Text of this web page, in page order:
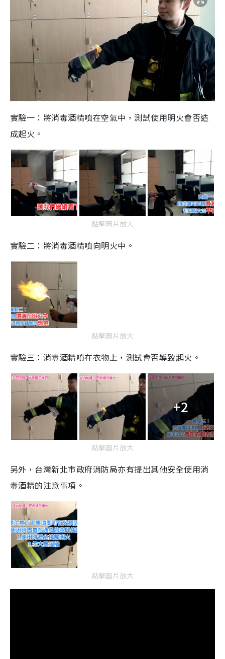
實驗一：將消毒酒精噴在空氣中，測試使用明火會否造
成起火。
點擊圖片放大
實驗二：將消毒酒精噴向明火中。
點擊圖片放大
實驗三：消毒酒精噴在衣物上，測試會否導致起火。
+2
點擊圖片放大
另外，台灣新北市政府消防局亦有提出其他安全使用消
毒酒精的注意事項。
點擊圖片放大